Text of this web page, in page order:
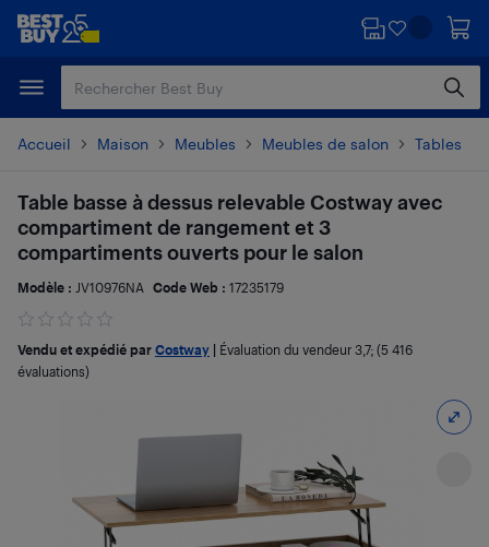
Passer
principal
Passer
Accueil Maison Meubles Meubles de salon Tables
Table basse à dessus relevable Costway avec
compartiment de rangement et 3
compartiments ouverts pour le salon
Modèle : JV10976NA Code Web : 17235179
Vendu et expédié par Costway Évaluation du vendeur 3,7; (5 416
évaluations)